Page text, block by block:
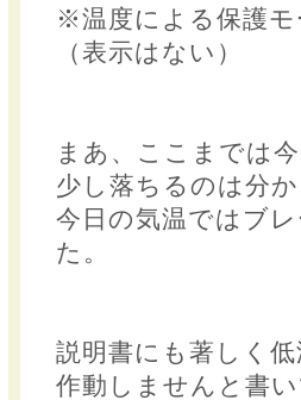
※温度による保護
（表示はない）
まあ、ここまでは
少し落ちるのは分
今日の気温ではブ
た。
説明書にも著しく
作動しませんと書